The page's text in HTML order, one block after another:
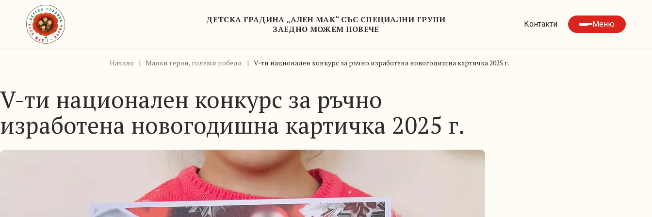
ДЕТСКА ГРАДИНА „АЛЕН МАК“ СЪС СПЕЦИАЛНИ ГРУПИ
ЗАЕДНО МОЖЕМ ПОВЕЧЕ
Контакти Меню
Начало | Малки герои, големи победи | V-ти национален конкурс за ръчно изработена новогодишна картичка 2025 г.
V-ти национален конкурс за ръчно
изработена новогодишна картичка 2025 г.